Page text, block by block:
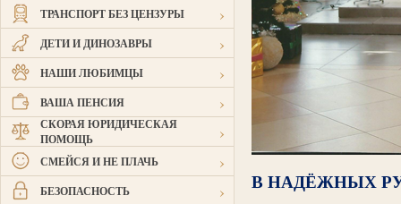
ТРАНСПОРТ БЕЗ ЦЕНЗУРЫ ›
ДЕТИ И ДИНОЗАВРЫ ›
НАШИ ЛЮБИМЦЫ ›
ВАША ПЕНСИЯ ›
СКОРАЯ ЮРИДИЧЕСКАЯ
ПОМОЩЬ
›
СМЕЙСЯ И НЕ ПЛАЧЬ ›
БЕЗОПАСНОСТЬ ›
В НАДЁЖНЫХ